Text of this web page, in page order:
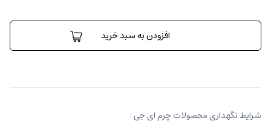
رودوشی
عدد
افزودن به سبد خرید
شرایط نگهداری محصولات چرم ای جی :